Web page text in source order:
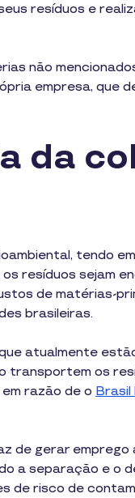
resíduos e
não
empresa, que
da
tendo
resíduos sejam
de matérias-
brasileiras.
atualmente
transportem os
razão de o Brasil
de gerar
a separação e o
de risco de